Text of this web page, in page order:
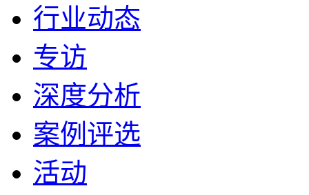
行业动态
专访
深度分析
案例评选
活动